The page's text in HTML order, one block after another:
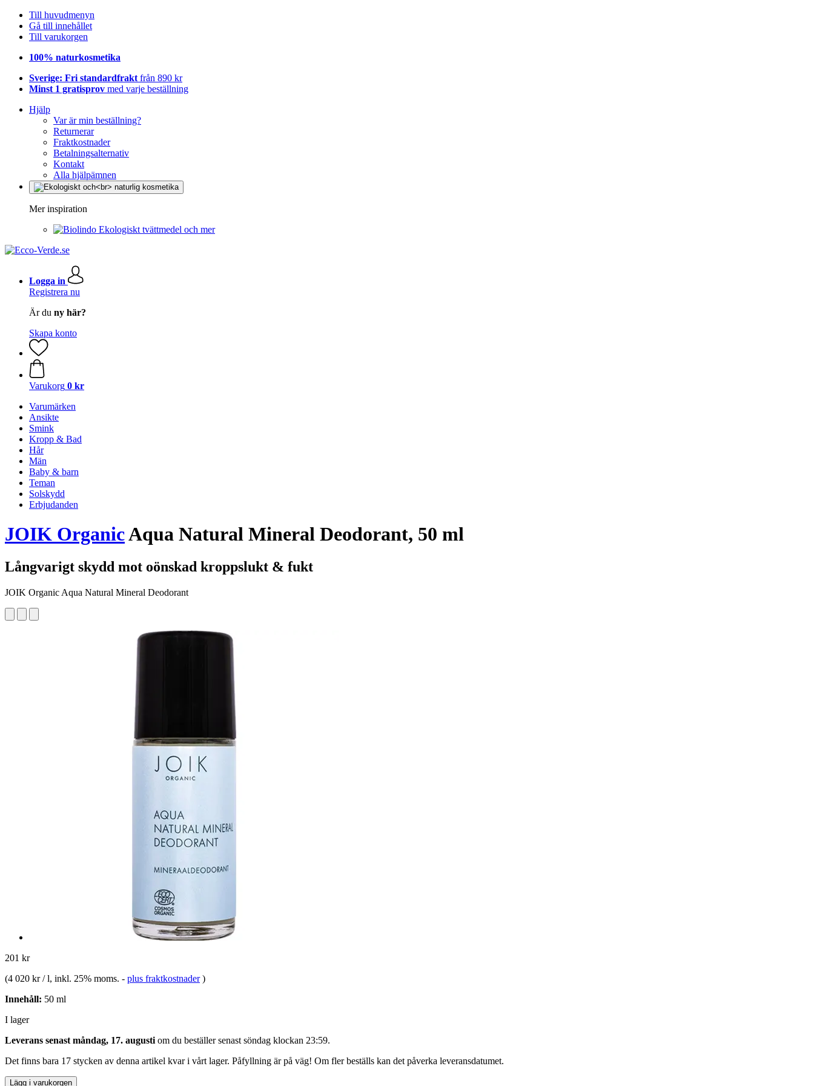
Till huvudmenyn
Gå till innehållet
Till varukorgen
100% naturkosmetika
Sverige: Fri standardfrakt från 890 kr
Minst 1 gratisprov med varje beställning
Hjälp
Var är min beställning?
Returnerar
Fraktkostnader
Betalningsalternativ
Kontakt
Alla hjälpämnen
Mer inspiration
Ekologiskt tvättmedel och mer
Logga in
Registrera nu
Är du ny här?
Skapa konto
Varukorg 0 kr
Varumärken
Ansikte
Smink
Kropp & Bad
Hår
Män
Baby & barn
Teman
Solskydd
Erbjudanden
JOIK OrganicAqua Natural Mineral Deodorant, 50 ml
Långvarigt skydd mot oönskad kroppslukt & fukt
JOIK Organic Aqua Natural Mineral Deodorant
201 kr
(4 020 kr / l, inkl. 25% moms. - plus fraktkostnader )
Innehåll: 50 ml
I lager
Leverans senast måndag, 17. augusti om du beställer senast söndag klockan 23:59.
Det finns bara 17 stycken av denna artikel kvar i vårt lager. Påfyllning är på väg! Om fler beställs kan det påverka leveransdatumet.
Lägg i varukorgen